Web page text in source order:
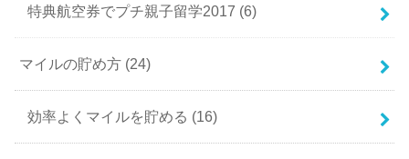
特典航空券でプチ親子留学2017 (6)
マイルの貯め方 (24)
効率よくマイルを貯める (16)